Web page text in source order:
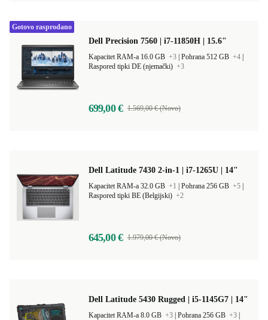
Dell Precision 7560 | i7-11850H | 15.6"
Kapacitet RAM-a 16.0 GB +3 Pohrana 512 GB +4
Raspored tipki DE (njemački) +3
699,00 € 1.569,00 € (Novo)
Gotovo rasprodano
Dell Latitude 7430 2-in-1 | i7-1265U | 14"
Kapacitet RAM-a 32.0 GB +1 Pohrana 256 GB +5
Raspored tipki BE (Belgijski) +2
645,00 € 1.979,00 € (Novo)
Dell Latitude 5430 Rugged | i5-1145G7 | 14"
Kapacitet RAM-a 8.0 GB +3 Pohrana 256 GB +3